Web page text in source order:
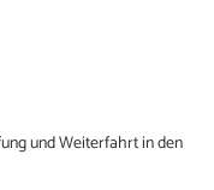
und Weiterfahrt in den